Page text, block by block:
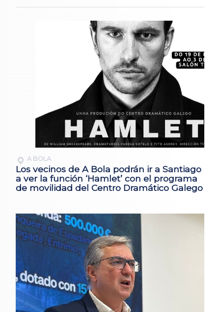
A BOLA
Los vecinos de A Bola podrán ir a Santiago
a ver la función ‘Hamlet’ con el programa
de movilidad del Centro Dramático Galego